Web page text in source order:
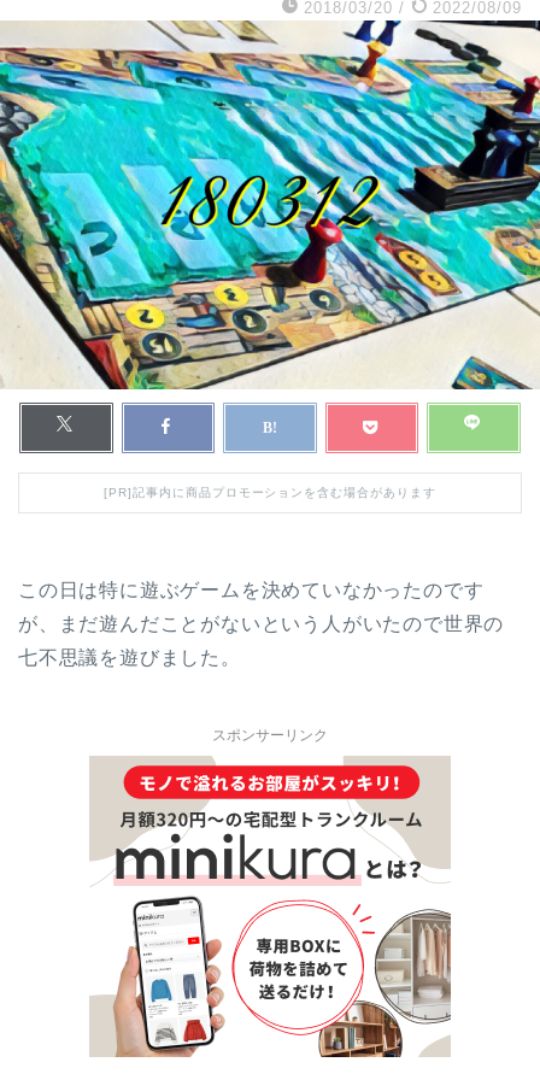
2018/03/20 / 2022/08/09
[PR]記事内に商品プロモーションを含む場合があります
この日は特に遊ぶゲームを決めていなかったのです
が、まだ遊んだことがないという人がいたので世界の
七不思議を遊びました。
スポンサーリンク